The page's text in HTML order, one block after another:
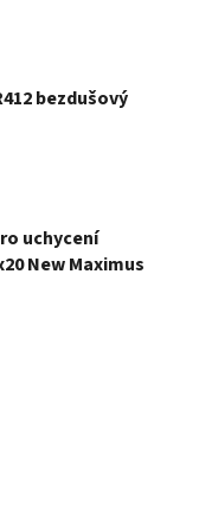
bezdušový
uchycení
New Maximus